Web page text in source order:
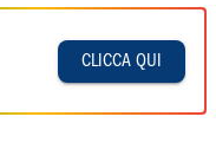
CLICCA QUI